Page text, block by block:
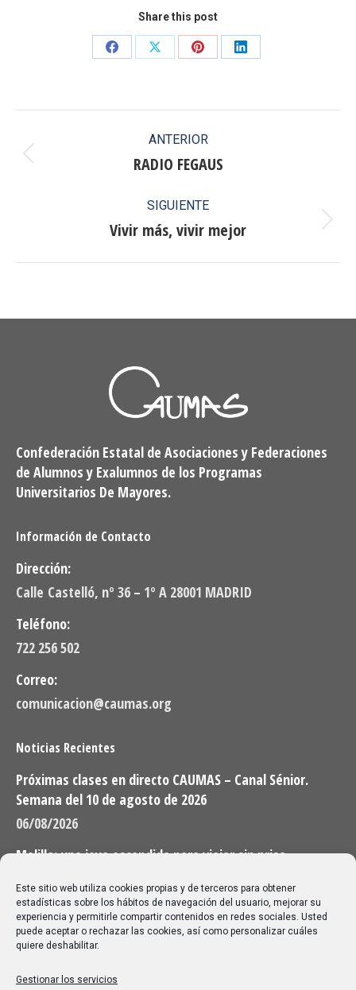
Este sitio web utiliza cookies propias y de terceros para obtener
estadísticas sobre los hábitos de navegación del usuario, mejorar su
experiencia y permitirle compartir contenidos en redes sociales. Usted
puede aceptar o rechazar las cookies, así como personalizar cuáles
quiere deshabilitar.
Gestionar los servicios
Share this post
Share
Share
Share
Share
entre
publicaciones
ANTERIOR
Publicación
RADIO FEGAUS
SIGUIENTE
Publicación
Vivir más, vivir mejor
Confederación Estatal de Asociaciones y Federaciones
de Alumnos y Exalumnos de los Programas
Universitarios De Mayores.
Información de Contacto
Dirección:
Calle Castelló, nº 36 – 1º A 28001 MADRID
Teléfono:
722 256 502
Correo:
comunicacion@caumas.org
Noticias Recientes
Próximas clases en directo CAUMAS – Canal Sénior.
Semana del 10 de agosto de 2026
06/08/2026
Melilla: una joya escondida para viajar sin prisa
28/07/2026
Buscar
Buscar: